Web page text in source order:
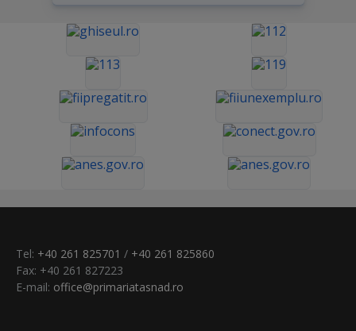
Tel: +40 261 825701 / +40 261 825860
Fax: +40 261 827223
E-mail: office@primariatasnad.ro